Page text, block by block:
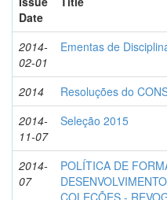
Date
2014-
02-01
Ementas de
2014 Resoluções do
2014-
11-07
Seleção 2015
2014-
07
POLÍTICA DE
COLEÇÕES -